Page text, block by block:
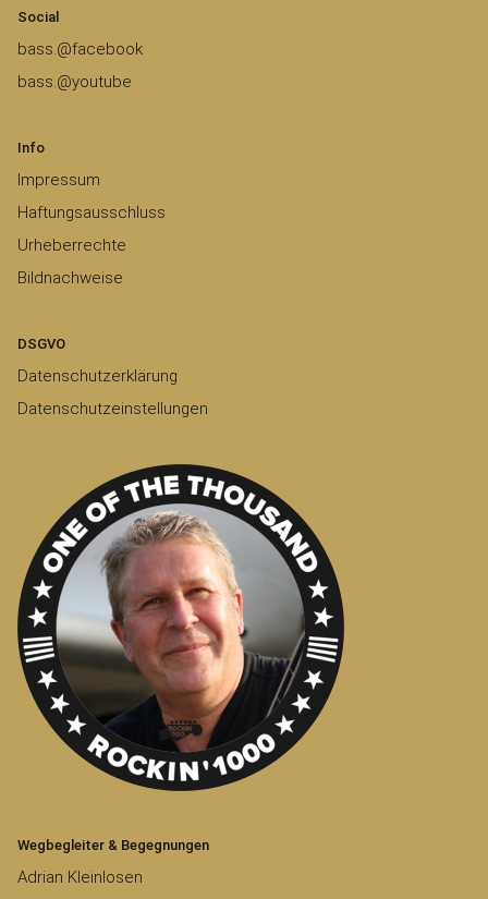
Social
bass.@facebook
bass.@youtube
Info
Impressum
Haftungsausschluss
Urheberrechte
Bildnachweise
DSGVO
Datenschutzerklärung
Datenschutzeinstellungen
Wegbegleiter & Begegnungen
Adrian Kleinlosen